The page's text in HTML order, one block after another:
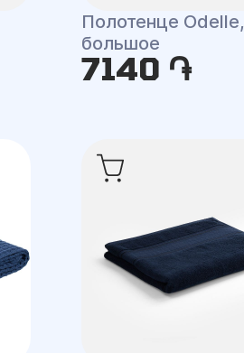
Полотенце Odelle,
большое
7140 ֏